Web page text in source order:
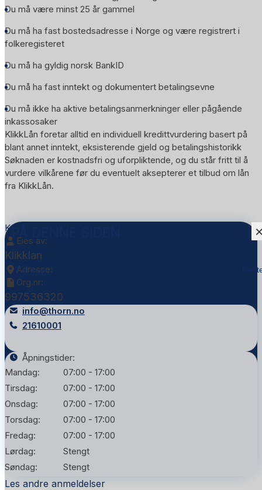
Tidligere
Du må være minst 25 år gammel
Du må ha fast bostedsadresse i Norge og være registrert i
folkeregisteret
Du må ha gyldig norsk BankID
Du må ha fast inntekt og dokumentert betalingsevne
Du må ikke ha aktive betalingsanmerkninger eller pågående
inkassosaker
KlikkLån foretar alltid en individuell kredittvurdering basert på
blant annet inntekt, eksisterende gjeld og betalingshistorikk
Søknaden er kostnadsfri og uforpliktende, og du står fritt til å
vurdere vilkårene før du eventuelt aksepterer et tilbud om lån
fra KlikkLån.
Kontakt Klikklan
Eies av:
Klikklan
Adresse:
Org.nr:
997536320
info@thorn.no
21610001
Åpningstider:
Mandag:
07:00 - 17:00
Tirsdag:
07:00 - 17:00
Onsdag:
07:00 - 17:00
Torsdag:
07:00 - 17:00
Fredag:
07:00 - 17:00
Lørdag:
Stengt
Søndag:
Stengt
Les andre anmeldelser